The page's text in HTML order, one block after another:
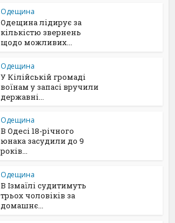
Одещина
Одещина лідирує за
кількістю звернень
щодо можливих...
Одещина
У Кілійській громаді
воїнам у запасі вручили
державні...
Одещина
В Одесі 18-річного
юнака засудили до 9
років...
Одещина
В Ізмаїлі судитимуть
трьох чоловіків за
домашнє...